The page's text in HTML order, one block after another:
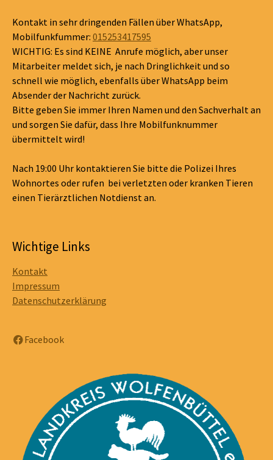
Kontakt in sehr dringenden Fällen über WhatsApp,
Mobilfunkfummer: 015253417595
WICHTIG: Es sind KEINE Anrufe möglich, aber unser
Mitarbeiter meldet sich, je nach Dringlichkeit und so
schnell wie möglich, ebenfalls über WhatsApp beim
Absender der Nachricht zurück.
Bitte geben Sie immer Ihren Namen und den Sachverhalt an
und sorgen Sie dafür, dass Ihre Mobilfunknummer
übermittelt wird!
Nach 19:00 Uhr kontaktieren Sie bitte die Polizei Ihres
Wohnortes oder rufen bei verletzten oder kranken Tieren
einen Tierärztlichen Notdienst an.
Wichtige Links
Kontakt
Impressum
Datenschutzerklärung
Facebook